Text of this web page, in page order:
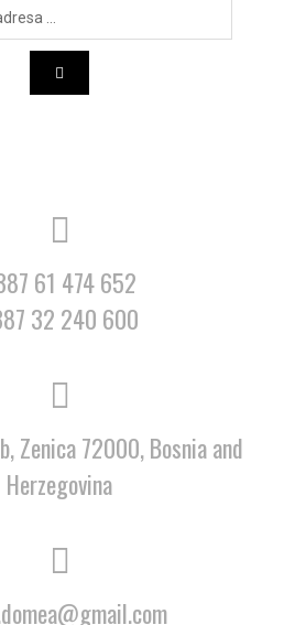
61 474 652
32 240 600
Zenica 72000, Bosnia and
Herzegovina